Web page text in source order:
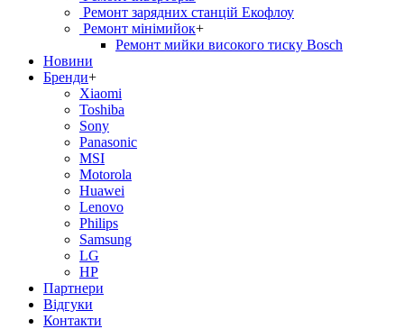
Ремонт зарядних станцій Екофлоу
Ремонт мiнiмийок+
Ремонт мийки високого тиску Bosch
Новини
Бренди+
Xiaomi
Toshiba
Sony
Panasonic
MSI
Motorola
Huawei
Lenovo
Philips
Samsung
LG
HP
Партнери
Вiдгуки
Контакти